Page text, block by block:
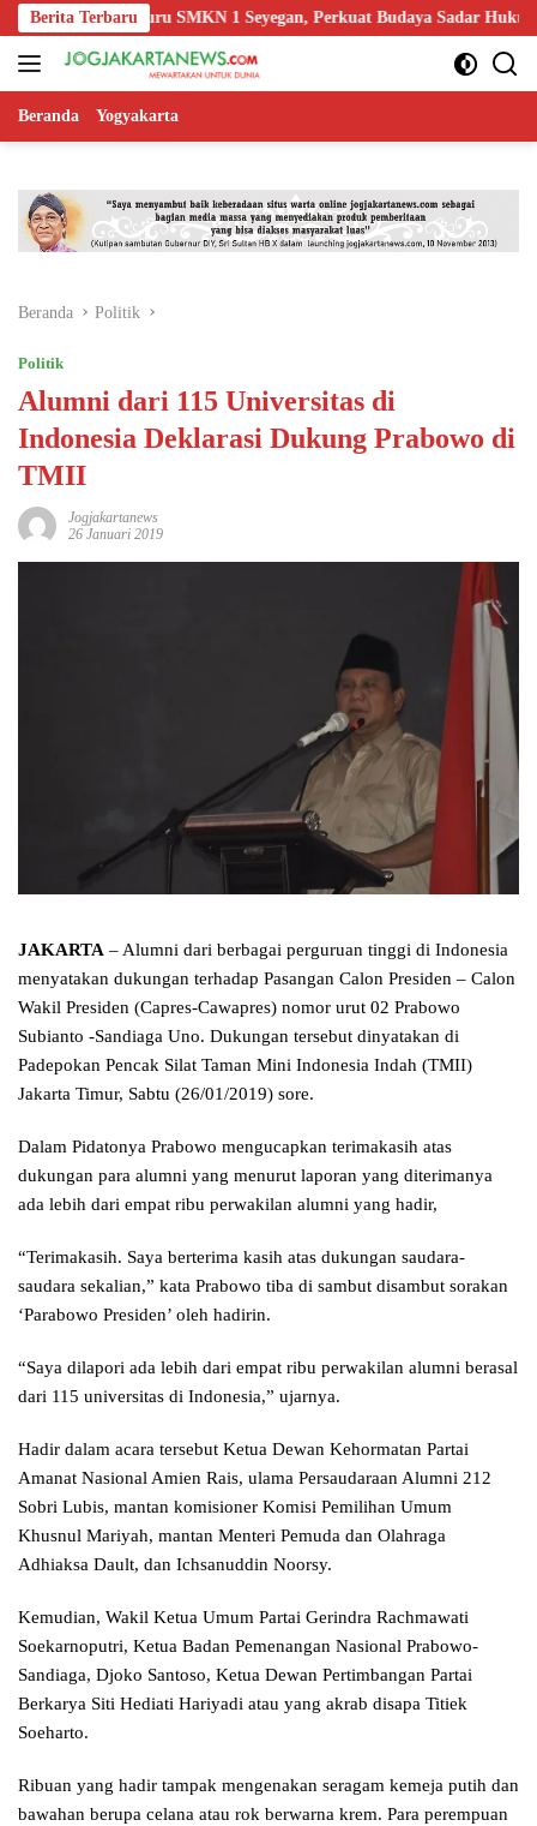
Langsung
ke
konten
Berita Terbaru
Guru SMKN 1 Seyegan, Perkuat Budaya Sadar Hukum di Sekolah
Beranda Yogyakarta
Beranda Politik
Politik
Alumni dari 115 Universitas di
Indonesia Deklarasi Dukung Prabowo di
TMII
Jogjakartanews
26 Januari 2019
JAKARTA – Alumni dari berbagai perguruan tinggi di Indonesia
menyatakan dukungan terhadap Pasangan Calon Presiden – Calon
Wakil Presiden (Capres-Cawapres) nomor urut 02 Prabowo
Subianto -Sandiaga Uno. Dukungan tersebut dinyatakan di
Padepokan Pencak Silat Taman Mini Indonesia Indah (TMII)
Jakarta Timur, Sabtu (26/01/2019) sore.
Dalam Pidatonya Prabowo mengucapkan terimakasih atas
dukungan para alumni yang menurut laporan yang diterimanya
ada lebih dari empat ribu perwakilan alumni yang hadir,
“Terimakasih. Saya berterima kasih atas dukungan saudara-
saudara sekalian,” kata Prabowo tiba di sambut disambut sorakan
‘Parabowo Presiden’ oleh hadirin.
“Saya dilapori ada lebih dari empat ribu perwakilan alumni berasal
dari 115 universitas di Indonesia,” ujarnya.
Hadir dalam acara tersebut Ketua Dewan Kehormatan Partai
Amanat Nasional Amien Rais, ulama Persaudaraan Alumni 212
Sobri Lubis, mantan komisioner Komisi Pemilihan Umum
Khusnul Mariyah, mantan Menteri Pemuda dan Olahraga
Adhiaksa Dault, dan Ichsanuddin Noorsy.
Kemudian, Wakil Ketua Umum Partai Gerindra Rachmawati
Soekarnoputri, Ketua Badan Pemenangan Nasional Prabowo-
Sandiaga, Djoko Santoso, Ketua Dewan Pertimbangan Partai
Berkarya Siti Hediati Hariyadi atau yang akrab disapa Titiek
Soeharto.
Ribuan yang hadir tampak mengenakan seragam kemeja putih dan
bawahan berupa celana atau rok berwarna krem. Para perempuan